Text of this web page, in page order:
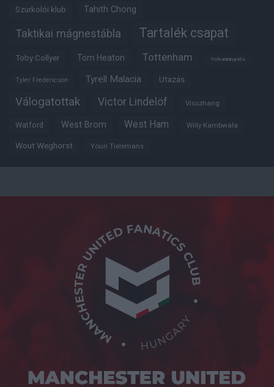
Szurkolói klub Tahith Chong
Taktikai mágnestábla Tartalék csapat
Toby Collyer Tom Heaton Tottenham Trófeabibliográfia
Tyler Fredericson Tyrell Malacia Utazás
Válogatottak Victor Lindelöf Visszhang
Watford West Brom West Ham Willy Kambwala
Wout Weghorst Youri Tielemans